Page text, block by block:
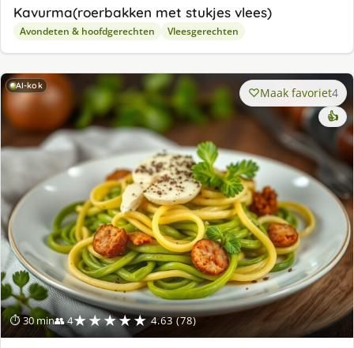
Kavurma(roerbakken met stukjes vlees)
Avondeten & hoofdgerechten Vleesgerechten
AI-kok
⏱ 30 min👥 4★★★★★ 4.63 (78)
Maak favoriet4
👍